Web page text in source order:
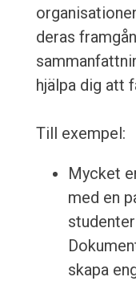
deras
hjälpa dig att
Till exempel:
Mycket
med en
skapa